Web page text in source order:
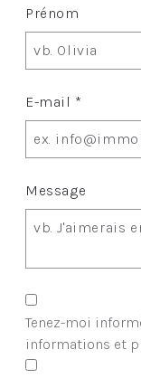
Prénom
E-mail *
Message
Tenez-moi
informations et